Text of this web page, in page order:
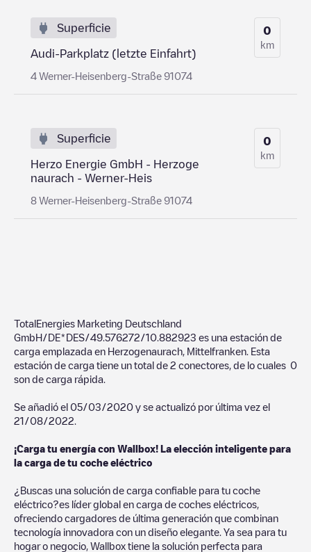
Superficie
Audi-Parkplatz (letzte Einfahrt)
4 Werner-Heisenberg-Straße 91074
0
km
Superficie
Herzo Energie GmbH - Herzoge
naurach - Werner-Heis
8 Werner-Heisenberg-Straße 91074
0
km
TotalEnergies Marketing Deutschland
GmbH/DE*DES/49.576272/10.882923 es una estación de
carga emplazada en Herzogenaurach Mittelfranken . Esta
estación de carga tiene un total de 2 conectores, de lo cuales 0
son de carga rápida.
Se añadió el 05/03/2020 y se actualizó por última vez el
21/08/2022
¡Carga tu energía con Wallbox! La elección inteligente para
la carga de tu coche eléctrico
¿Buscas una solución de carga confiable para tu coche
eléctrico?es líder global en carga de coches eléctricos,
ofreciendo cargadores de última generación que combinan
tecnología innovadora con un diseño elegante. Ya sea para tu
hogar o negocio, Wallbox tiene la solución perfecta para